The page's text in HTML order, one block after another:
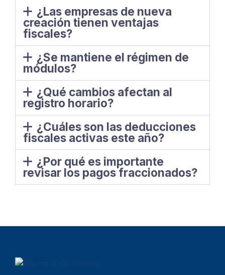
¿Las empresas de nueva
creación tienen ventajas
fiscales?
¿Se mantiene el régimen de
módulos?
¿Qué cambios afectan al
registro horario?
¿Cuáles son las deducciones
fiscales activas este año?
¿Por qué es importante
revisar los pagos fraccionados?